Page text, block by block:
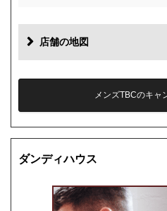
店舗の地図
メンズTBCのキャ
ダンディハウス